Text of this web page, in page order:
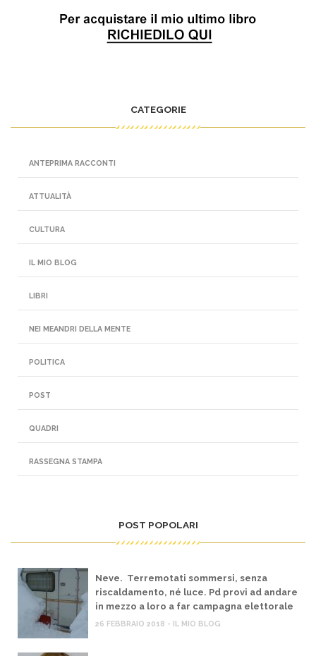
CATEGORIE
ANTEPRIMA RACCONTI
ATTUALITÀ
CULTURA
IL MIO BLOG
LIBRI
NEI MEANDRI DELLA MENTE
POLITICA
POST
QUADRI
RASSEGNA STAMPA
POST POPOLARI
Neve. Terremotati sommersi, senza
riscaldamento, né luce. Pd provi ad andare
in mezzo a loro a far campagna elettorale
26 FEBBRAIO 2018 - IL MIO BLOG